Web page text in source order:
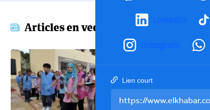
LinkedIn
Instagram
Lien court
Articles en vedette